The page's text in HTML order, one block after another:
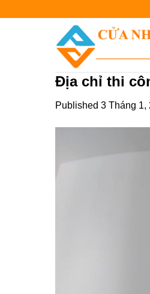
Địa chỉ thi
Published 3 Tháng 1,